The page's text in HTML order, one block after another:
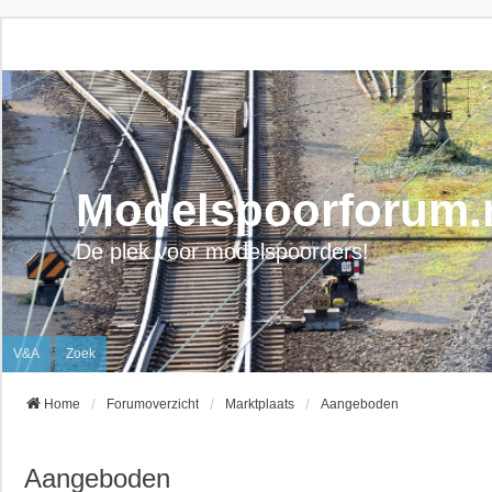
De plek voor modelspoorders!
V&A Zoek
Home Forumoverzicht Marktplaats Aangeboden
Aangeboden